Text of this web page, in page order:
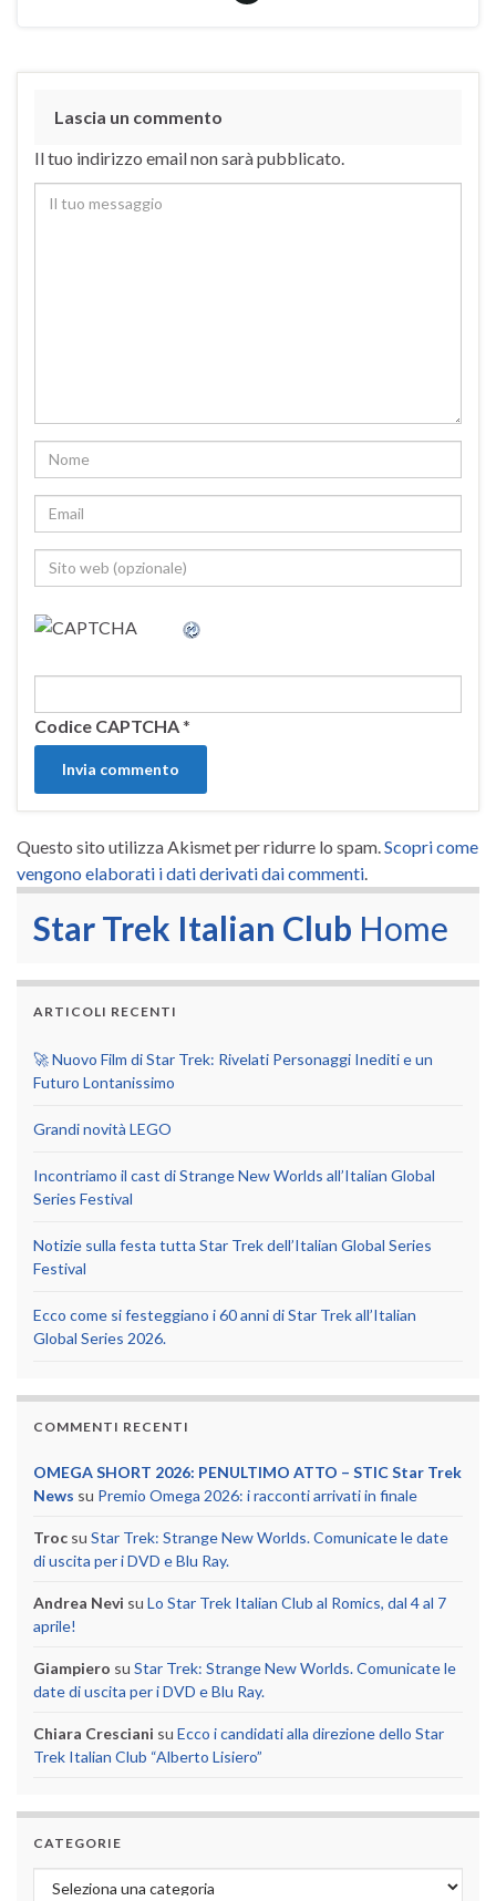
Lascia un commento
Il tuo indirizzo email non sarà pubblicato.
Codice CAPTCHA*
Questo sito utilizza Akismet per ridurre lo spam. Scopri come
vengono elaborati i dati derivati dai commenti
Star Trek Italian Club Home
ARTICOLI RECENTI
🚀 Nuovo Film di Star Trek: Rivelati Personaggi Inediti e un
Futuro Lontanissimo
Grandi novità LEGO
Incontriamo il cast di Strange New Worlds all’Italian Global
Series Festival
Notizie sulla festa tutta Star Trek dell’Italian Global Series
Festival
Ecco come si festeggiano i 60 anni di Star Trek all’Italian
Global Series 2026.
COMMENTI RECENTI
OMEGA SHORT 2026: PENULTIMO ATTO – STIC Star Trek
News su Premio Omega 2026: i racconti arrivati in finale
Troc su Star Trek: Strange New Worlds. Comunicate le date
di uscita per i DVD e Blu Ray.
Andrea Nevi su Lo Star Trek Italian Club al Romics, dal 4 al 7
aprile!
Giampiero su Star Trek: Strange New Worlds. Comunicate le
date di uscita per i DVD e Blu Ray.
Chiara Cresciani su Ecco i candidati alla direzione dello Star
Trek Italian Club “Alberto Lisiero”
CATEGORIE
Categorie